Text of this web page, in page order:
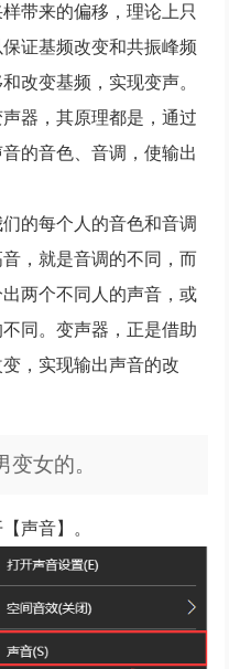
带来的偏移，理论上只
证基频改变和共振峰频
改变基频，实现变声。
器，其原理都是，通过
的音色、音调，使输出
的每个人的音色和音调
，就是音调的不同，而
两个不同人的声音，或
同。变声器，正是借助
，实现输出声音的改
女的。
声音】。